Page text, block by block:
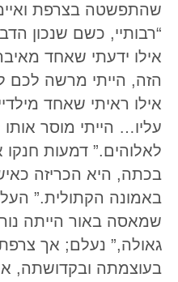
שהתפשטה בצרפת
“רבותיי, כשם שנכון
אילו ידעתי שאחד
הזה, הייתי מרשה לכם
אילו ראיתי שאחד
עליו… הייתי מוסר אותו
לאלוהים.” דמעות
בכתה, היא הכריזה
באמונה הקתולית.”
שמאסה באור הייתה
גאולה,” נעלם; אך
בעוצמתה ובקדושתה,